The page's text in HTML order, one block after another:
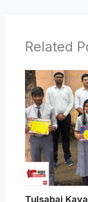
Related
Tulsabai